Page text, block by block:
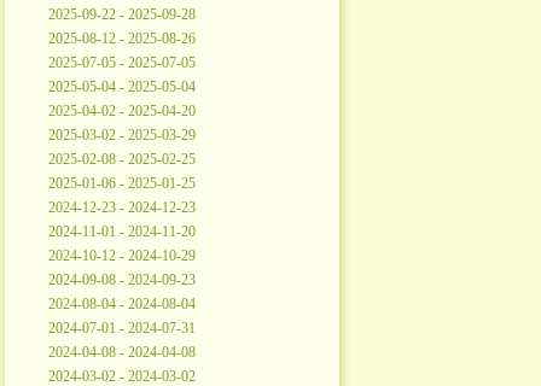
2025-09-22 - 2025-09-28
2025-08-12 - 2025-08-26
2025-07-05 - 2025-07-05
2025-05-04 - 2025-05-04
2025-04-02 - 2025-04-20
2025-03-02 - 2025-03-29
2025-02-08 - 2025-02-25
2025-01-06 - 2025-01-25
2024-12-23 - 2024-12-23
2024-11-01 - 2024-11-20
2024-10-12 - 2024-10-29
2024-09-08 - 2024-09-23
2024-08-04 - 2024-08-04
2024-07-01 - 2024-07-31
2024-04-08 - 2024-04-08
2024-03-02 - 2024-03-02